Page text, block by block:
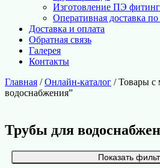
Изготовление ПЭ
Оперативная доставка
Доставка и оплата
Обратная связь
Галерея
Контакты
Главная /Онлайн-каталог / Товары с
водоснабжения”
Трубы для
Показать